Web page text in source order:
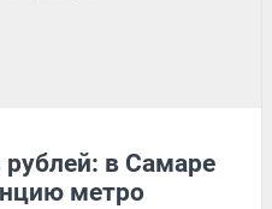
в Самаре
метро